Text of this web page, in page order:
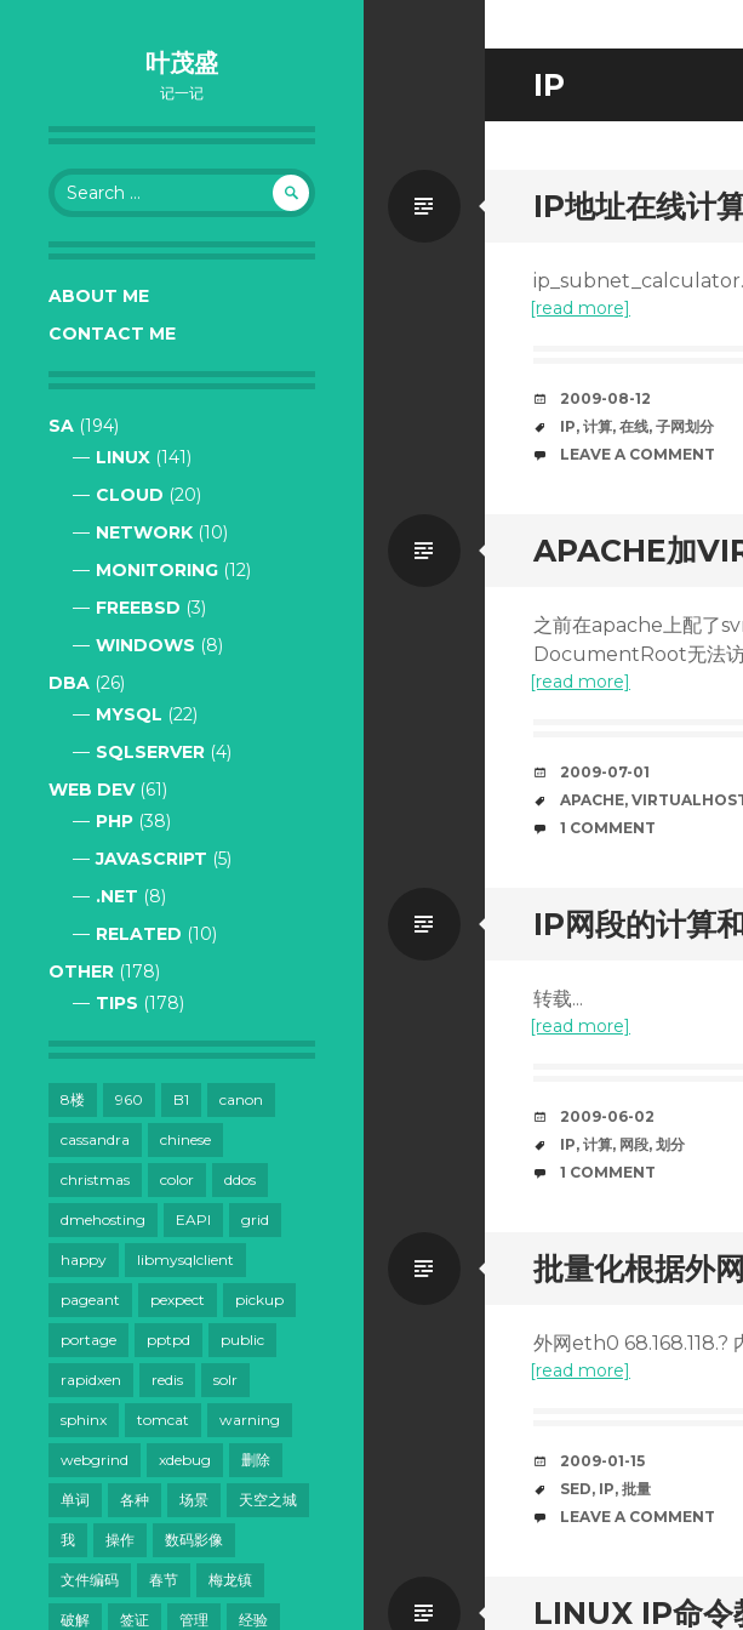
叶茂盛
记一记
Search
for:
ABOUT ME
CONTACT ME
SA (194)
LINUX (141)
CLOUD (20)
NETWORK (10)
MONITORING (12)
FREEBSD (3)
WINDOWS (8)
DBA (26)
MYSQL (22)
SQLSERVER (4)
WEB DEV(61)
PHP (38)
JAVASCRIPT (5)
.NET (8)
RELATED (10)
OTHER (178)
TIPS (178)
8楼 960 B1 canon
cassandra chinese
christmas color ddos
dmehosting EAPI grid
happy libmysqlclient
pageant pexpect pickup
portage pptpd public
rapidxen redis solr
sphinx tomcat warning
webgrind xdebug 删除
单词 各种 场景 天空之城
我 操作 数码影像
文件编码 春节 梅龙镇
破解 签证 管理 经验
IP
IP地址在线计
Standard
[read more]
DATE
2009-08-12
TAGS
IP, 计算, 在线, 子网划分
COMMENTS
LEAVE A COMMENT
APACHE加
Standard
之前在apache上配了
DocumentRoot无法访
[read more]
DATE
2009-07-01
TAGS
APACHE,
COMMENTS
1 COMMENT
IP网段的计算
Standard
转载...
[read more]
DATE
2009-06-02
TAGS
IP, 计算, 网段, 划分
COMMENTS
1 COMMENT
批量化根据外
Standard
外网eth0 68.168.118.?
[read more]
DATE
2009-01-15
TAGS
SED, IP, 批量
COMMENTS
LEAVE A COMMENT
LINUX IP命令
Standard